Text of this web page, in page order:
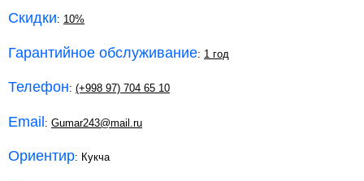
Скидки: 10%
Гарантийное обслуживание: 1 год
Телефон: (+998 97) 704 65 10
Email: Gumar243@mail.ru
Ориентир: Кукча